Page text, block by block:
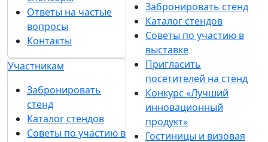
Ответы на частые
вопросы
Контакты
Участникам
Забронировать
стенд
Каталог стендов
Советы по участию в
Забронировать стенд
Каталог стендов
Советы по участию в
выставке
Пригласить
посетителей на стенд
Конкурс «Лучший
инновационный
продукт»
Гостиницы и визовая